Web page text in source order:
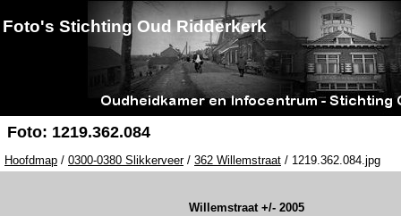
Foto's Stichting Oud Ridderkerk
Foto: 1219.362.084
Hoofdmap / 0300-0380 Slikkerveer/ 362 Willemstraat / 1219.362.084.jpg
Willemstraat +/- 2005